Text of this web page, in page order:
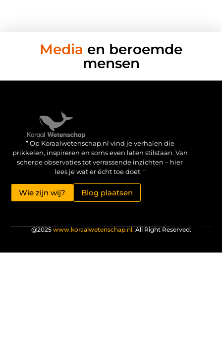
Media en beroemde
mensen
” Op Koraalwetenschap.nl vind je verhalen die
prikkelen, inspireren en soms even laten stilstaan. Van
scherpe observaties tot verrassende inzichten – hier
lees je wat er écht toe doet. “
Wie zijn wij? Blog plaatsen
@2025www.koraalwetenschap.nl.All Right Reserved.